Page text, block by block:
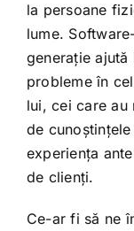
la persoane
lume.
generație
probleme în
lui, cei care au
de
experiența
de clienți.
Ce-ar fi să ne